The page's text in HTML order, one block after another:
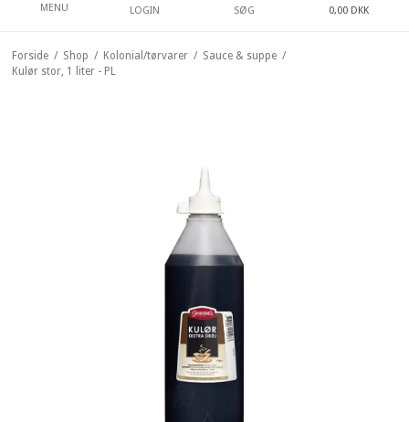
MENU LOGIN SØG 0,00 DKK
Forside / Shop / Kolonial/tørvarer / Sauce & suppe /
Kulør stor, 1 liter - PL